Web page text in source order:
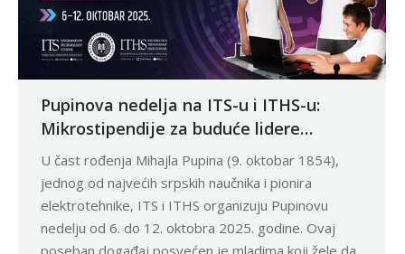
Pupinova nedelja na ITS-u i ITHS-u:
Mikrostipendije za buduće lidere
inovacija
U čast rođenja Mihajla Pupina (9. oktobar 1854),
jednog od najvećih srpskih naučnika i pionira
elektrotehnike, ITS i ITHS organizuju Pupinovu
nedelju od 6. do 12. oktobra 2025. godine. Ovaj